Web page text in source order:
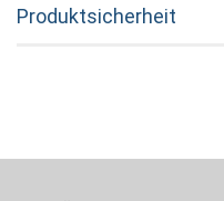
Produktsicherheit